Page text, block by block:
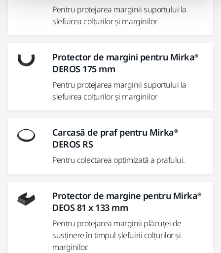
Pentru protejarea marginii suportului la
șlefuirea colțurilor și marginilor
Protector de margini pentru Mirka®
DEROS 175 mm
Pentru protejarea marginii suportului la
șlefuirea colțurilor și marginilor
Carcasă de praf pentru Mirka®
DEROS RS
Pentru colectarea optimizată a prafului.
Protector de margine pentru Mirka®
DEOS 81 x 133 mm
Pentru protejarea marginii plăcuței de
susținere în timpul șlefuirii colțurilor și
marginilor.